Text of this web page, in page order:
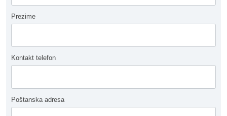
Prezime
Kontakt telefon
Poštanska adresa